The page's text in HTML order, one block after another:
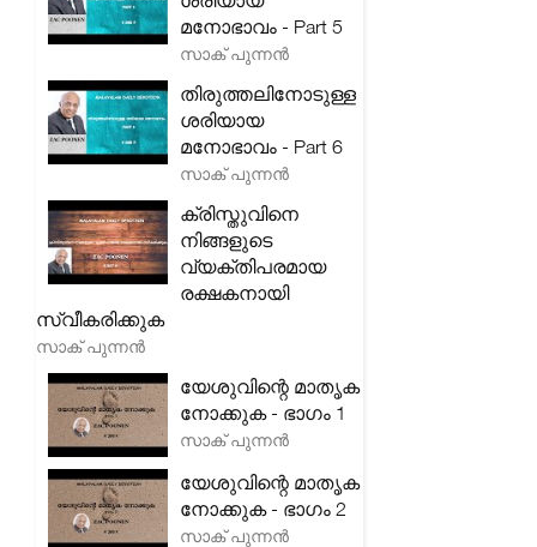
മനോഭാവം - Part 5
സാക് പുന്നൻ
തിരുത്തലിനോടുള്ള
ശരിയായ
മനോഭാവം - Part 6
സാക് പുന്നൻ
ക്രിസ്തുവിനെ
നിങ്ങളുടെ
വ്യക്തിപരമായ
രക്ഷകനായി
സ്വീകരിക്കുക
സാക് പുന്നൻ
യേശുവിന്റെ മാതൃക
നോക്കുക - ഭാഗം 1
സാക് പുന്നൻ
യേശുവിന്റെ മാതൃക
നോക്കുക - ഭാഗം 2
സാക് പുന്നൻ